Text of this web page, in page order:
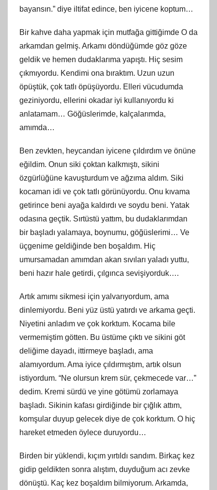
bayansın.” diye iltifat edince, ben iyicene koptum…
Bir kahve daha yapmak için mutfağa gittiğimde O da
arkamdan gelmiş. Arkamı döndüğümde göz göze
geldik ve hemen dudaklarıma yapıştı. Hiç sesim
çıkmıyordu. Kendimi ona bıraktım. Uzun uzun
öpüştük, çok tatlı öpüşüyordu. Elleri vücudumda
geziniyordu, ellerini okadar iyi kullanıyordu ki
anlatamam… Göğüslerimde, kalçalarımda,
amımda…
Ben zevkten, heycandan iyicene çıldırdım ve önüne
eğildim. Onun siki çoktan kalkmıştı, sikini
özgürlüğüne kavuşturdum ve ağzıma aldım. Siki
kocaman idi ve çok tatlı görünüyordu. Onu kıvama
getirince beni ayağa kaldırdı ve soydu beni. Yatak
odasına geçtik. Sırtüstü yattım, bu dudaklarımdan
bir başladı yalamaya, boynumu, göğüslerimi… Ve
üçgenime geldiğinde ben boşaldım. Hiç
umursamadan amımdan akan sıvıları yaladı yuttu,
beni hazır hale getirdi, çılgınca sevişiyorduk….
Artık amımı sikmesi için yalvarıyordum, ama
dinlemiyordu. Beni yüz üstü yatırdı ve arkama geçti.
Niyetini anladım ve çok korktum. Kocama bile
vermemiştim götten. Bu üstüme çıktı ve sikini göt
deliğime dayadı, ittirmeye başladı, ama
alamıyordum. Ama iyice çıldırmıştım, artık olsun
istiyordum. “Ne olursun krem sür, çekmecede var…”
dedim. Kremi sürdü ve yine götümü zorlamaya
başladı. Sikinin kafası girdiğinde bir çığlık attım,
komşular duyup gelecek diye de çok korktum. O hiç
hareket etmeden öylece duruyordu…
Birden bir yüklendi, kıçım yırtıldı sandım. Birkaç kez
gidip geldikten sonra alıştım, duyduğum acı zevke
dönüştü. Kaç kez boşaldım bilmiyorum. Arkamda,